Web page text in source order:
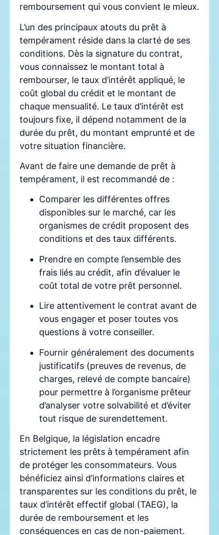
remboursement qui vous convient le mieux.
L’un des principaux atouts du prêt à
tempérament réside dans la clarté de ses
conditions. Dès la signature du contrat,
vous connaissez le montant total à
rembourser, le taux d’intérêt appliqué, le
coût global du crédit et le montant de
chaque mensualité. Le taux d’intérêt est
toujours fixe, il dépend notamment de la
durée du prêt, du montant emprunté et de
votre situation financière.
Avant de faire une demande de prêt à
tempérament, il est recommandé de :
Comparer les différentes offres
disponibles sur le marché, car les
organismes de crédit proposent des
conditions et des taux différents.
Prendre en compte l’ensemble des
frais liés au crédit, afin d’évaluer le
coût total de votre prêt personnel.
Lire attentivement le contrat avant de
vous engager et poser toutes vos
questions à votre conseiller.
Fournir généralement des documents
justificatifs (preuves de revenus, de
charges, relevé de compte bancaire)
pour permettre à l’organisme prêteur
d’analyser votre solvabilité et d’éviter
tout risque de surendettement.
En Belgique, la législation encadre
strictement les prêts à tempérament afin
de protéger les consommateurs. Vous
bénéficiez ainsi d’informations claires et
transparentes sur les conditions du prêt, le
taux d’intérêt effectif global (TAEG), la
durée de remboursement et les
conséquences en cas de non-paiement.